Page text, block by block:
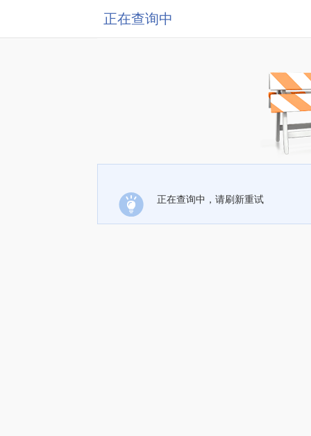
正在查询中
正在查询中，请刷新重试